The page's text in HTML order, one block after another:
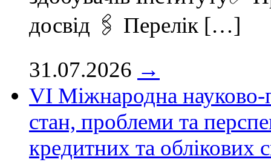
досвід 🖇 Перелік […]
31.07.2026 →
VІ Міжнародна
стан, проблеми та
кредитних та облікових